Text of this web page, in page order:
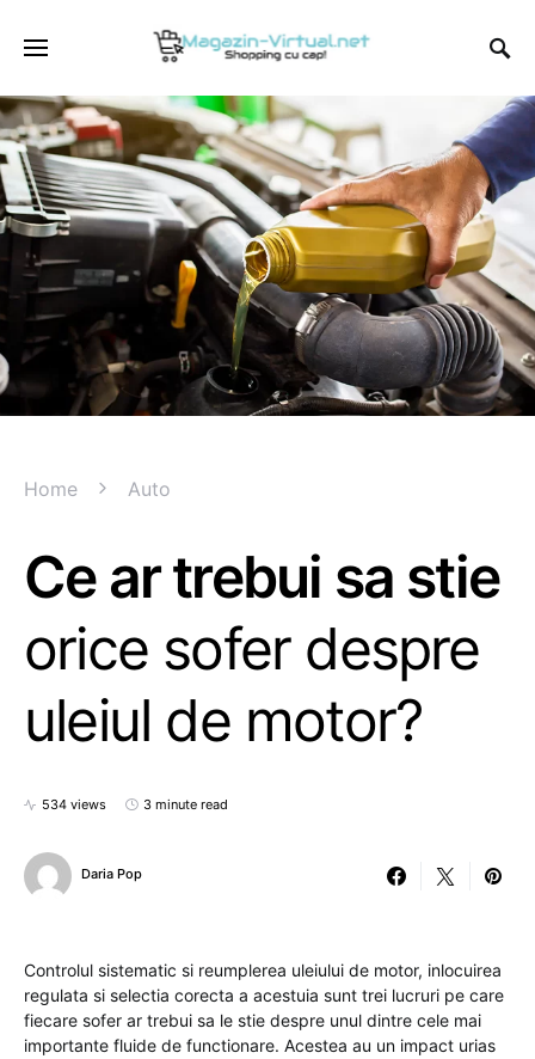
Home Auto
Ce ar trebui sa stie
orice sofer despre
uleiul de motor?
534 views 3 minute read
Daria Pop
Controlul sistematic si reumplerea uleiului de motor, inlocuirea
regulata si selectia corecta a acestuia sunt trei lucruri pe care
fiecare sofer ar trebui sa le stie despre unul dintre cele mai
importante fluide de functionare. Acestea au un impact urias